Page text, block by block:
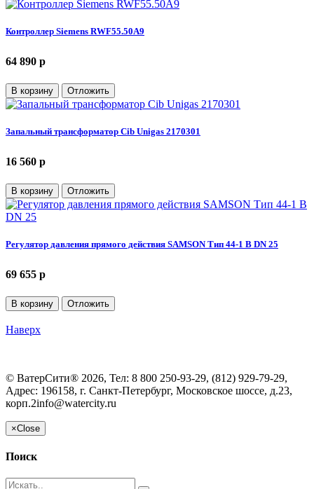
Контроллер Siemens RWF55.50A9
64 890 p
В корзину Отложить
Запальный трансформатор Cib Unigas 2170301
16 560 p
В корзину Отложить
Регулятор давления прямого действия SAMSON Тип 44-1 В DN 25
69 655 p
В корзину Отложить
Наверх
© ВатерСити® 2026, Тел: 8 800 250-93-29, (812) 929-79-29,
Адрес: 196158, г. Санкт-Петербург, Московское шоссе, д.23,
корп.2info@watercity.ru
×Close
Поиск